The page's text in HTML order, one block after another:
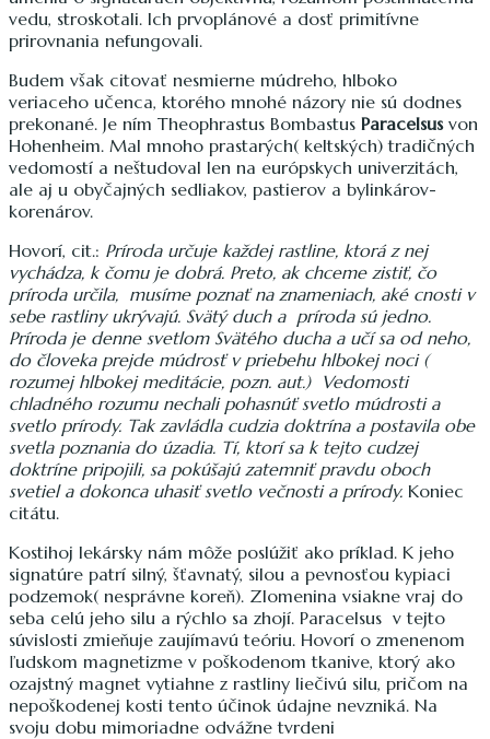
vedu, stroskotali. Ich prvoplánové a dosť primitívne
prirovnania nefungovali.
Budem však citovať nesmierne múdreho, hlboko
veriaceho učenca, ktorého mnohé názory nie sú dodnes
prekonané. Je ním Theophrastus Bombastus Paracelsusvon
Hohenheim. Mal mnoho prastarých( keltských) tradičných
vedomostí a neštudoval len na európskych univerzitách,
ale aj u obyčajných sedliakov, pastierov a bylinkárov-
korenárov.
Hovorí, cit.: Príroda určuje každej rastline, ktorá z nej
vychádza, k čomu je dobrá. Preto, ak chceme zistiť, čo
príroda určila, musíme poznať na znameniach, aké cnosti v
sebe rastliny ukrývajú. Svätý duch a príroda sú jedno.
Príroda je denne svetlom Svätého ducha a učí sa od neho,
do človeka prejde múdrosť v priebehu hlbokej noci (
rozumej hlbokej meditácie, pozn. aut.) Vedomosti
chladného rozumu nechali pohasnúť svetlo múdrosti a
svetlo prírody. Tak zavládla cudzia doktrína a postavila obe
svetla poznania do úzadia. Tí, ktorí sa k tejto cudzej
doktríne pripojili, sa pokúšajú zatemniť pravdu oboch
svetiel a dokonca uhasiť svetlo večnosti a prírody. Koniec
citátu.
Kostihoj lekársky nám môže poslúžiť ako príklad. K jeho
signatúre patrí silný, šťavnatý, silou a pevnosťou kypiaci
podzemok( nesprávne koreň). Zlomenina vsiakne vraj do
seba celú jeho silu a rýchlo sa zhojí. Paracelsus v tejto
súvislosti zmieňuje zaujímavú teóriu. Hovorí o zmenenom
ľudskom magnetizme v poškodenom tkanive, ktorý ako
ozajstný magnet vytiahne z rastliny liečivú silu, pričom na
nepoškodenej kosti tento účinok údajne nevzniká. Na
svoju dobu mimoriadne odvážne tvrdeni